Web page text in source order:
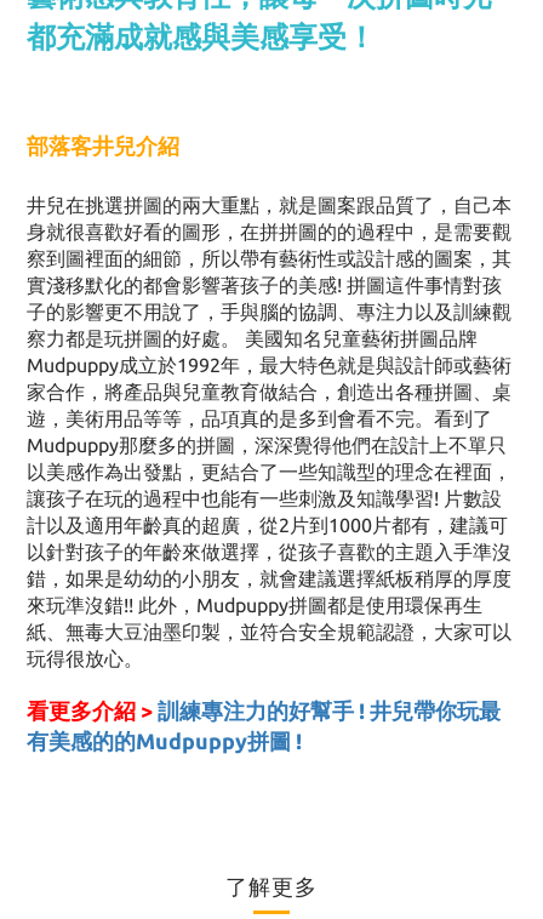
都充滿成就感與美感享受！
部落客井兒介紹
井兒在挑選拼圖的兩大重點，就是圖案跟品質了，自己本
身就很喜歡好看的圖形，在拼拼圖的的過程中，是需要觀
察到圖裡面的細節，所以帶有藝術性或設計感的圖案，其
實淺移默化的都會影響著孩子的美感! 拼圖這件事情對孩
子的影響更不用說了，手與腦的協調、專注力以及訓練觀
察力都是玩拼圖的好處。 美國知名兒童藝術拼圖品牌
Mudpuppy成立於1992年，最大特色就是與設計師或藝術
家合作，將產品與兒童教育做結合，創造出各種拼圖、桌
遊，美術用品等等，品項真的是多到會看不完。看到了
Mudpuppy那麼多的拼圖，深深覺得他們在設計上不單只
以美感作為出發點，更結合了一些知識型的理念在裡面，
讓孩子在玩的過程中也能有一些刺激及知識學習! 片數設
計以及適用年齡真的超廣，從2片到1000片都有，建議可
以針對孩子的年齡來做選擇，從孩子喜歡的主題入手準沒
錯，如果是幼幼的小朋友，就會建議選擇紙板稍厚的厚度
來玩準沒錯!! 此外，Mudpuppy拼圖都是使用環保再生
紙、無毒大豆油墨印製，並符合安全規範認證，大家可以
玩得很放心。
看更多介紹 > 訓練專注力的好幫手 ! 井兒帶你玩最
有美感的的Mudpuppy拼圖 !
了解更多